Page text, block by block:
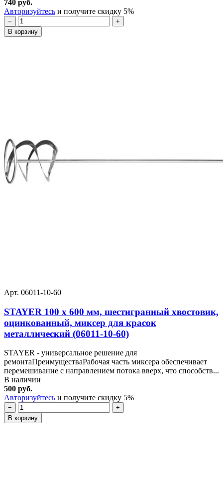
740 руб.
Авторизуйтесь и получите скидку 5%
−
+
В корзину
Арт. 06011-10-60
STAYER 100 х 600 мм, шестигранный хвостовик,
оцинкованный, миксер для красок
металлический (06011-10-60)
STAYER - универсальное решение для
ремонтаПреимуществаРабочая часть миксера обеспечивает
перемешивание с направлением потока вверх, что способств...
В наличии
500 руб.
Авторизуйтесь и получите скидку 5%
−
+
В корзину